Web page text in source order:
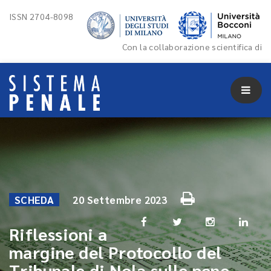
ISSN 2704-8098
Con la collaborazione scientifica di
SCHEDA 20 Settembre 2023
Riflessioni a
margine del Protocollo del